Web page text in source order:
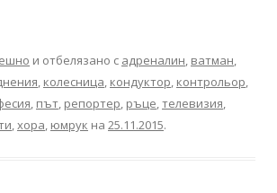
и отбелязано с адреналин, ватман,
, колесница, кондуктор, контрольор,
, път, репортер, ръце,телевизия,
,хора, юмрук на 25.11.2015.